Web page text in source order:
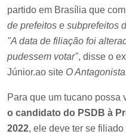
partido em Brasília que
de prefeitos e subprefeitos
"A data de filiação foi
pudessem votar", disse o
Júnior.ao site O
Para que um tucano possa
o candidato do PSDB à
2022, ele deve ter se